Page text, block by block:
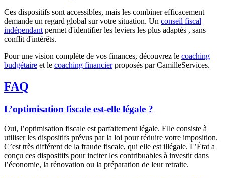
Ces dispositifs sont accessibles, mais les combiner efficacement
demande un regard global sur votre situation. Un conseil fiscal
indépendantpermet d'identifier les leviers les plus adaptés , sans
conflit d'intérêts.
Pour une vision complète de vos finances, découvrez le coaching
budgétaire et le coaching financierproposés par CamilleServices.
FAQ
L’optimisation fiscale est-elle légale ?
Oui, l’optimisation fiscale est parfaitement légale. Elle consiste à
utiliser les dispositifs prévus par la loi pour réduire votre imposition.
C’est très différent de la fraude fiscale, qui elle est illégale. L’État a
conçu ces dispositifs pour inciter les contribuables à investir dans
l’économie, la rénovation ou la préparation de leur retraite.